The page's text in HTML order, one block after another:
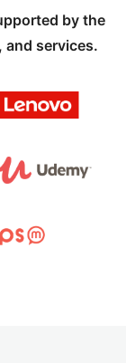
by the
services.